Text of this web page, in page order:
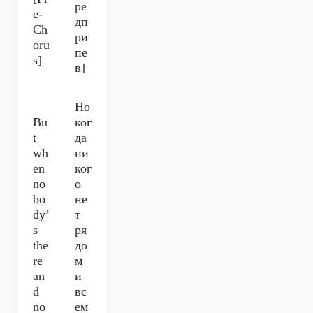
e-
Ch
oru
s]
ре
дп
ри
пе
в]
Bu
t
wh
en
no
bo
dy’
s
the
re
an
d
no
Но
ког
да
ни
ког
о
не
т
ря
до
м
и
вс
ем